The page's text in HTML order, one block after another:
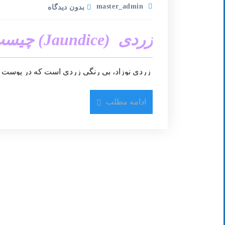
master_admin بدون دیدگاه
زردی (Jaundice) چیست؟
زردی نوزاد، بی رنگی زردی است که در پوست
ادامه مطلب